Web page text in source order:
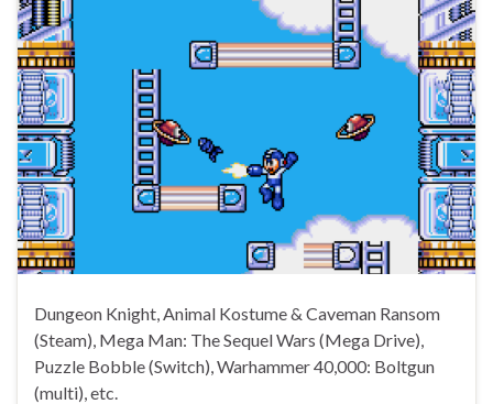
Dungeon Knight, Animal Kostume & Caveman Ransom
(Steam), Mega Man: The Sequel Wars (Mega Drive),
Puzzle Bobble (Switch), Warhammer 40,000: Boltgun
(multi), etc.